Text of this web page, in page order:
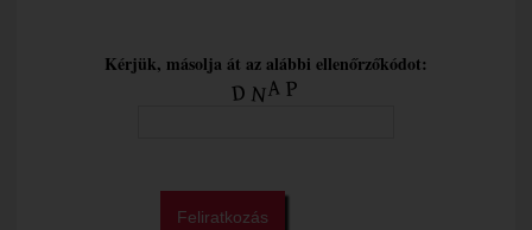
Kérjük, másolja át az alábbi ellenőrzőkódot: